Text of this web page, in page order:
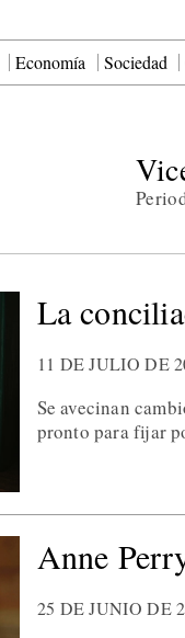
Economía Sociedad
La
11 DE JULIO DE
Se avecinan
pronto para fijar
Anne
25 DE JUNIO DE